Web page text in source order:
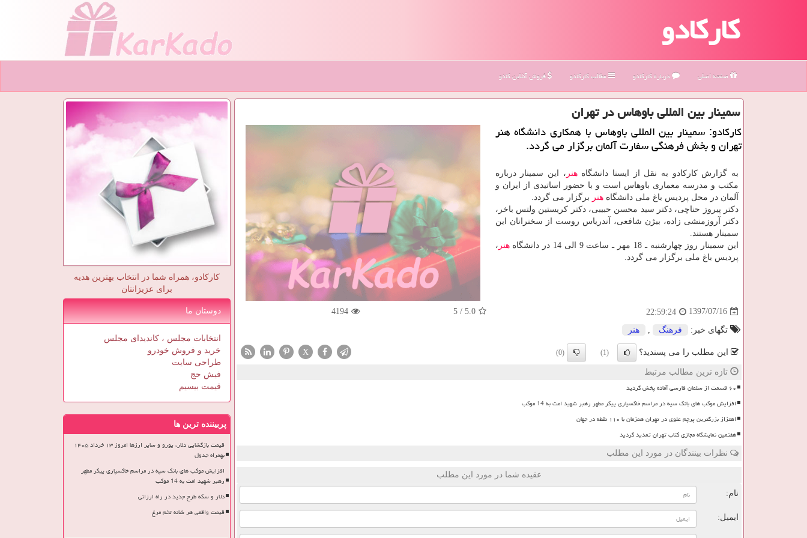
کارکادو
صفحه اصلی درباره كاركادو مطالب كاركادو فروش آنلاین کادو
سمینار بین المللی باوهاس در تهران
كاركادو: سمینار بین المللی باوهاس با همكاری دانشگاه هنر
تهران و بخش فرهنگی سفارت آلمان برگزار می گردد.
به گزارش كاركادو به نقل از ایسنا دانشگاههنر ، این سمینار درباره
مكتب و مدرسه معماری باوهاس است و با حضور اساتیدی از ایران و
آلمان در محل پردیس باغ ملی دانشگاه هنر برگزار می گردد.
دكتر پیروز حناچی، دكتر سید محسن حبیبی، دكتر كریستین ولتس باخر،
دكتر آروزمنشی زاده، بیژن شافعی، آندریاس روست از سخنرانان این
سمینار هستند.
این سمینار روز چهارشنبه ـ 18 مهر ـ ساعت 9 الی 14 در دانشگاه
هنر ،
پردیس باغ ملی برگزار می گردد.
1397/07/16
22:59:24
5.0
/
5
4194
تگهای خبر: فرهنگ هنر
این مطلب را می پسندید؟ (1)
(0)
X
تازه ترین مطالب مرتبط
۶۰ قسمت از سلمان فارسی آماده پخش گردید
افزایش موکب های بانک سپه در مراسم خاکسپاری پیکر مطهر رهبر شهید امت به 14 موکب
اهتزاز بزرگترین پرچم علوی در تهران همزمان با ۱۱۰ نقطه در جهان
هفتمین نمایشگاه مجازی کتاب تهران تمدید گردید
نظرات بینندگان در مورد این مطلب
عقیده شما در مورد این مطلب
نام:
ایمیل:
کارکادو، همراه شما در انتخاب بهترین هدیه
برای عزیزانتان
دوستان ما
انتخابات مجلس ، کاندیدای مجلس
خرید و فروش خودرو
طراحی سایت
فیش حج
قیمت بیسیم
پربیننده ترین ها
قیمت بازگشایی دلار، یورو و سایر ارزها امروز ۱۳ خرداد ۱۴۰۵
بهمراه جدول
افزایش موکب های بانک سپه در مراسم خاکسپاری پیکر مطهر
رهبر شهید امت به 14 موکب
دلار و سکه طرح جدید در راه ارزانی
قیمت واقعی هر شانه تخم مرغ